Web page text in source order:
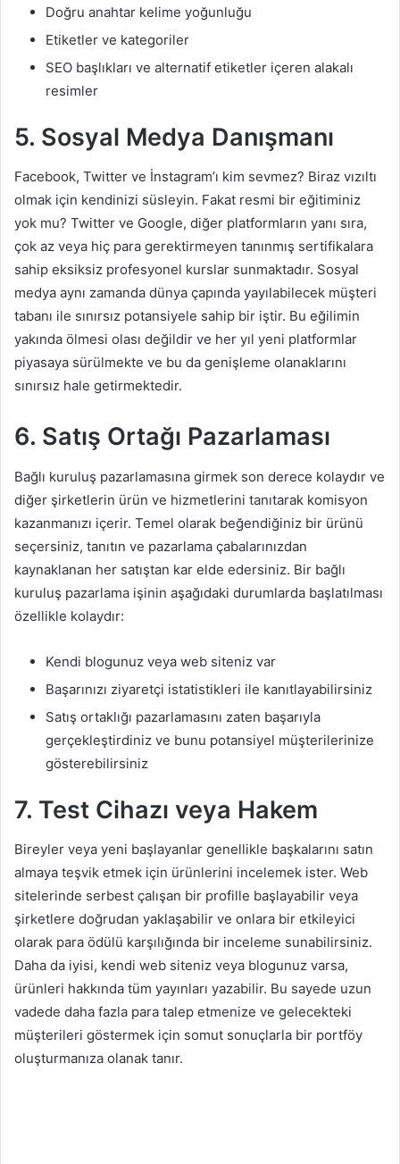
Doğru anahtar kelime yoğunluğu
Etiketler ve kategoriler
SEO başlıkları ve alternatif etiketler içeren alakalı
resimler
5. Sosyal Medya Danışmanı
Facebook, Twitter ve İnstagram’ı kim sevmez? Biraz vızıltı
olmak için kendinizi süsleyin. Fakat resmi bir eğitiminiz
yok mu? Twitter ve Google, diğer platformların yanı sıra,
çok az veya hiç para gerektirmeyen tanınmış sertifikalara
sahip eksiksiz profesyonel kurslar sunmaktadır. Sosyal
medya aynı zamanda dünya çapında yayılabilecek müşteri
tabanı ile sınırsız potansiyele sahip bir iştir. Bu eğilimin
yakında ölmesi olası değildir ve her yıl yeni platformlar
piyasaya sürülmekte ve bu da genişleme olanaklarını
sınırsız hale getirmektedir.
6. Satış Ortağı Pazarlaması
Bağlı kuruluş pazarlamasına girmek son derece kolaydır ve
diğer şirketlerin ürün ve hizmetlerini tanıtarak komisyon
kazanmanızı içerir. Temel olarak beğendiğiniz bir ürünü
seçersiniz, tanıtın ve pazarlama çabalarınızdan
kaynaklanan her satıştan kar elde edersiniz. Bir bağlı
kuruluş pazarlama işinin aşağıdaki durumlarda başlatılması
özellikle kolaydır:
Kendi blogunuz veya web siteniz var
Başarınızı ziyaretçi istatistikleri ile kanıtlayabilirsiniz
Satış ortaklığı pazarlamasını zaten başarıyla
gerçekleştirdiniz ve bunu potansiyel müşterilerinize
gösterebilirsiniz
7. Test Cihazı veya Hakem
Bireyler veya yeni başlayanlar genellikle başkalarını satın
almaya teşvik etmek için ürünlerini incelemek ister. Web
sitelerinde serbest çalışan bir profille başlayabilir veya
şirketlere doğrudan yaklaşabilir ve onlara bir etkileyici
olarak para ödülü karşılığında bir inceleme sunabilirsiniz.
Daha da iyisi, kendi web siteniz veya blogunuz varsa,
ürünleri hakkında tüm yayınları yazabilir. Bu sayede uzun
vadede daha fazla para talep etmenize ve gelecekteki
müşterileri göstermek için somut sonuçlarla bir portföy
oluşturmanıza olanak tanır.